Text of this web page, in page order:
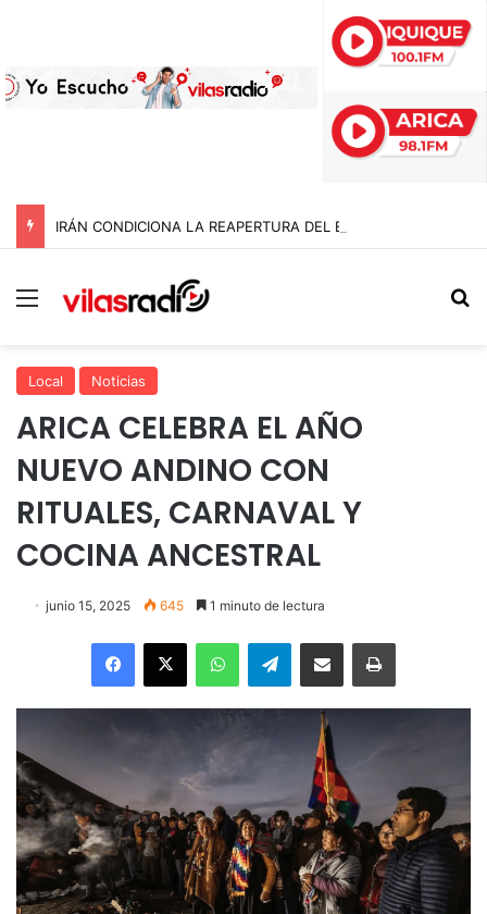
Menú
Local Noticias
ARICA CELEBRA EL AÑO
NUEVO ANDINO CON
RITUALES, CARNAVAL Y
COCINA ANCESTRAL
junio 15, 2025 645 1 minuto de lectura
Facebook
X WhatsAppTelegramEnviar vía email Imprimir